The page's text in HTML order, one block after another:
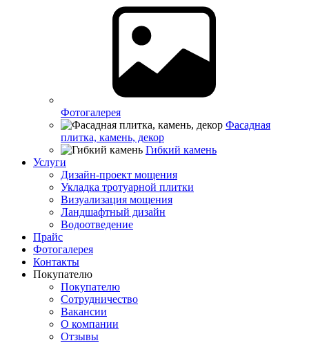
Фотогалерея
Фасадная
плитка, камень, декор
Гибкий камень
Услуги
Дизайн-проект мощения
Укладка тротуарной плитки
Визуализация мощения
Ландшафтный дизайн
Водоотведение
Прайс
Фотогалерея
Контакты
Покупателю
Покупателю
Сотрудничество
Вакансии
О компании
Отзывы